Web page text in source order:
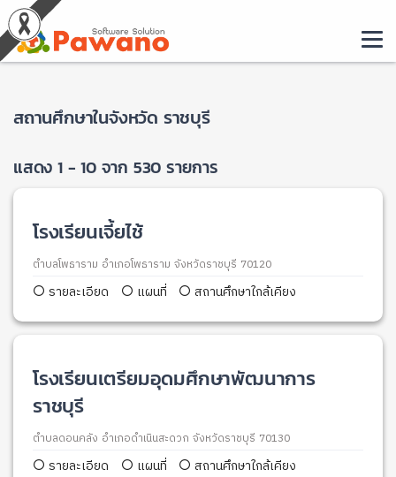
สถานศึกษาในจังหวัด ราชบุรี
แสดง 1 - 10 จาก 530 รายการ
โรงเรียนเจี้ยไช้
ตำบลโพธาราม อำเภอโพธาราม จังหวัดราชบุรี 70120
รายละเอียด แผนที่ สถานศึกษาใกล้เคียง
โรงเรียนเตรียมอุดมศึกษาพัฒนาการ
ราชบุรี
ตำบลดอนคลัง อำเภอดำเนินสะดวก จังหวัดราชบุรี 70130
รายละเอียด แผนที่ สถานศึกษาใกล้เคียง